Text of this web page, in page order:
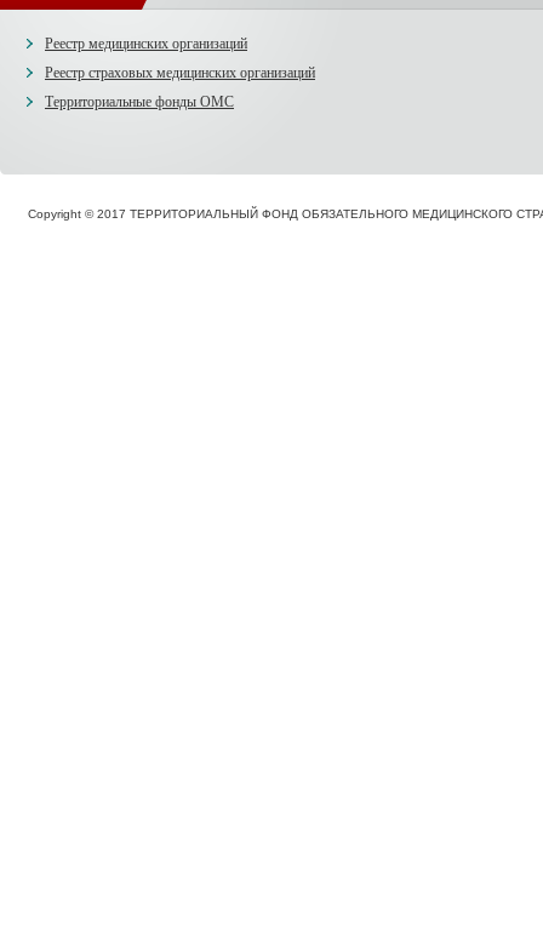
Реестр медицинских организаций
Реестр страховых медицинских организаций
Территориальные фонды ОМС
Copyright © 2017 ТЕРРИТОРИАЛЬНЫЙ ФОНД ОБЯЗАТЕЛЬНОГО МЕДИЦИНСКОГО